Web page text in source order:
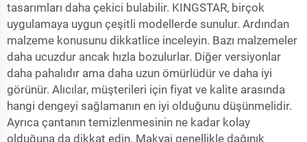
tasarımları daha çekici bulabilir. KINGSTAR, birçok
uygulamaya uygun çeşitli modellerde sunulur. Ardından
malzeme konusunu dikkatlice inceleyin. Bazı malzemeler
daha ucuzdur ancak hızla bozulurlar. Diğer versiyonlar
daha pahalıdır ama daha uzun ömürlüdür ve daha iyi
görünür. Alıcılar, müşterileri için fiyat ve kalite arasında
hangi dengeyi sağlamanın en iyi olduğunu düşünmelidir.
Ayrıca çantanın temizlenmesinin ne kadar kolay
olduğuna da dikkat edin. Makyaj genellikle dağınık